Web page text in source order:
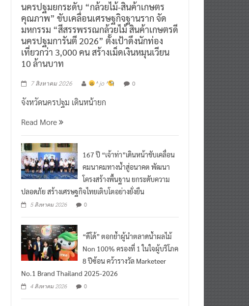
นครปฐมยกระดับ “กล้วยไม้-สินค้าเกษตร
คุณภาพ” ขับเคลื่อนเศรษฐกิจฐานราก จัด
มหกรรม “สีสรรพรรณกล้วยไม้ สินค้าเกษตรดี
นครปฐมการันตี 2026” ตั้งเป้าดึงนักท่อง
เที่ยวกว่า 3,000 คน สร้างเม็ดเงินหมุนเวียน
10 ล้านบาท
7 สิงหาคม 2026 ^ jo ^ 0
จังหวัดนครปฐม เดินหน้ายก
Read More
167 ปี “เจ้าท่า”เดินหน้าขับเคลื่อน
คมนาคมทางน้ำสู่อนาคต พัฒนา
โครงสร้างพื้นฐาน ยกระดับความ
ปลอดภัย สร้างเศรษฐกิจไทยเติบโตอย่างยั่งยืน
5 สิงหาคม 2026 0
“ดีโด้” ตอกย้ำผู้นำตลาดน้ำผลไม้
Non 100% ครองที่ 1 ในใจผู้บริโภค
8 ปีซ้อน คว้ารางวัล Marketeer
No.1 Brand Thailand 2025-2026
4 สิงหาคม 2026 0